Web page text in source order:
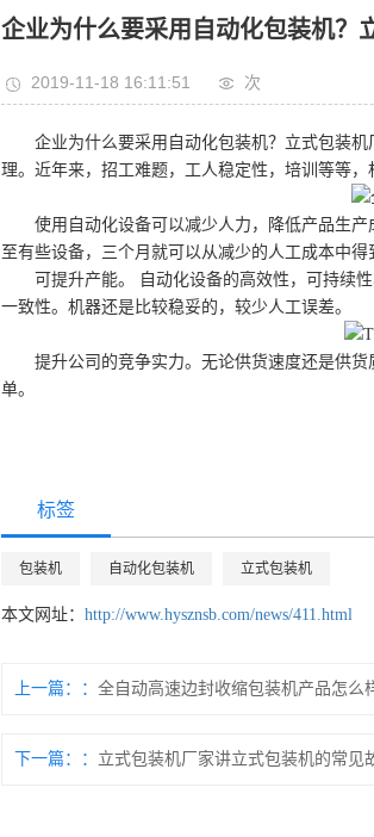
企业为什么要采用自动化包装机？
2019-11-18 16:11:51 次
企业为什么要采用自动化包装机？立式包装机
理。近年来，招工难题，工人稳定性，培训等等，
使用自动化设备可以减少人力，降低产品生产
至有些设备，三个月就可以从减少的人工成本中得
可提升产能。 自动化设备的高效性，可持续性
一致性。机器还是比较稳妥的，较少人工误差。
提升公司的竞争实力。无论供货速度还是供货
单。
标签
包装机 自动化包装机 立式包装机
本文网址： http://www.hysznsb.com/news/411.html
上一篇： 全自动高速边封收缩包装机产品怎么
下一篇： 立式包装机厂家讲立式包装机的常见